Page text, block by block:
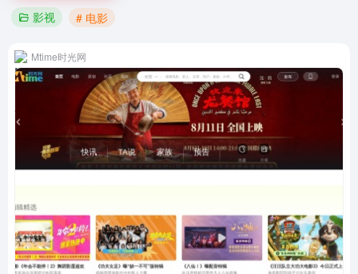
影视 # 电影
Mtime时光网